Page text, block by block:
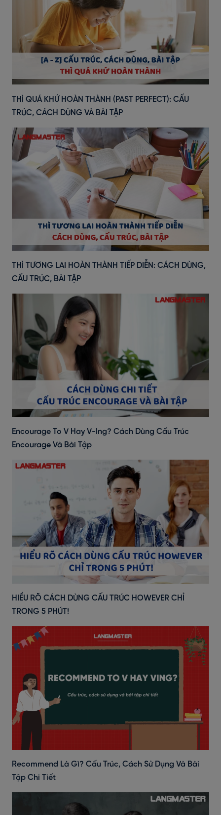
THÌ QUÁ KHỨ HOÀN THÀNH (PAST PERFECT): CẤU
TRÚC, CÁCH DÙNG VÀ BÀI TẬP
THÌ TƯƠNG LAI HOÀN THÀNH TIẾP DIỄN: CÁCH DÙNG,
CẤU TRÚC, BÀI TẬP
Encourage To V Hay V-Ing? Cách Dùng Cấu Trúc
Encourage Và Bài Tập
HIỂU RÕ CÁCH DÙNG CẤU TRÚC HOWEVER CHỈ
TRONG 5 PHÚT!
Recommend Là Gì? Cấu Trúc, Cách Sử Dụng Và Bài
Tập Chi Tiết